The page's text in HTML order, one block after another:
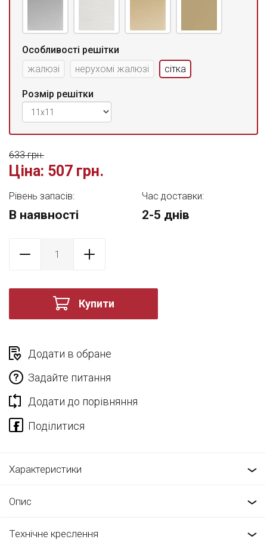
Особливості решітки
жалюзі
нерухомі жалюзі сітка
Розмір решітки
Ціна: 507 грн.
633 грн.
Рівень запасів:
В наявності
Час доставки:
2-5 днів
Купити
Додати в обране
Задайте питання
Додати до порівняння
Характеристики
Опис
Технічне креслення